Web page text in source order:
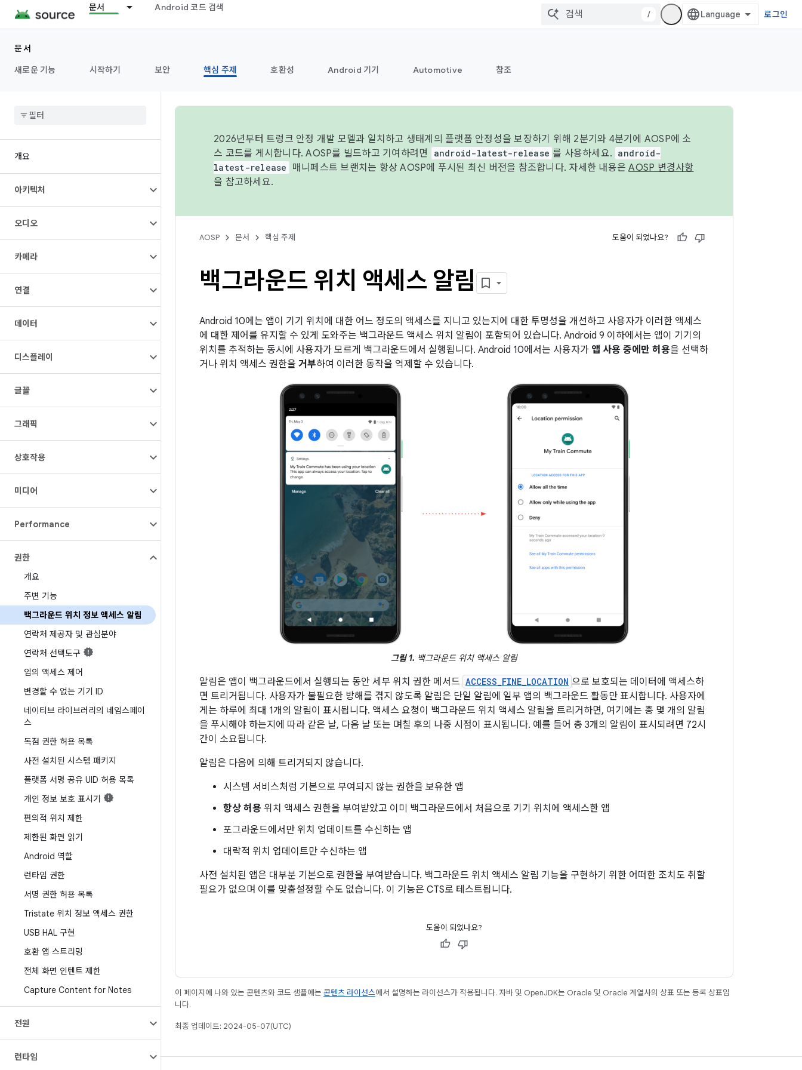
문서 Android 코드 검색
/ 로그인
문서
새로운 기능
시작하기 보안 핵심 주제 호환성 Android 기기 Automotive 참조
개요
아키텍처
오디오
카메라
연결
데이터
디스플레이
글꼴
그래픽
상호작용
미디어
Performance
권한
개요
주변 기능
백그라운드 위치 정보 액세스 알림
연락처 제공자 및 관심분야
연락처 선택도구
임의 액세스 제어
변경할 수 없는 기기 ID
네이티브 라이브러리의 네임스페이
스
독점 권한 허용 목록
사전 설치된 시스템 패키지
플랫폼 서명 공유 UID 허용 목록
개인 정보 보호 표시기
편의적 위치 제한
제한된 화면 읽기
Android 역할
런타임 권한
서명 권한 허용 목록
Tristate 위치 정보 액세스 권한
USB HAL 구현
호환 앱 스트리밍
전체 화면 인텐트 제한
Capture Content for Notes
전원
런타임
2026년부터 트렁크 안정 개발 모델과 일치하고 생태계의 플랫폼 안정성을 보장하기 위해 2분기와 4분기에 AOSP에 소
스 코드를 게시합니다. AOSP를 빌드하고 기여하려면
android-latest-release 를 사용하세요. android-
latest-release
매니페스트 브랜치는 항상 AOSP에 푸시된 최신 버전을 참조합니다. 자세한 내용은AOSP 변경사항
을 참고하세요.
AOSP 문서 핵심 주제 도움이 되었나요?
백그라운드 위치 액세스 알림
Android 10에는 앱이 기기 위치에 대한 어느 정도의 액세스를 지니고 있는지에 대한 투명성을 개선하고 사용자가 이러한 액세스
에 대한 제어를 유지할 수 있게 도와주는 백그라운드 액세스 위치 알림이 포함되어 있습니다. Android 9 이하에서는 앱이 기기의
위치를 추적하는 동시에 사용자가 모르게 백그라운드에서 실행됩니다. Android 10에서는 사용자가 앱 사용 중에만 허용을 선택하
거나 위치 액세스 권한을 거부하여 이러한 동작을 억제할 수 있습니다.
그림 1. 백그라운드 위치 액세스 알림
알림은 앱이 백그라운드에서 실행되는 동안 세부 위치 권한 메서드 ACCESS_FINE_LOCATION 으로 보호되는 데이터에 액세스하
면 트리거됩니다. 사용자가 불필요한 방해를 겪지 않도록 알림은 단일 알림에 일부 앱의 백그라운드 활동만 표시합니다. 사용자에
게는 하루에 최대 1개의 알림이 표시됩니다. 액세스 요청이 백그라운드 위치 액세스 알림을 트리거하면, 여기에는 총 몇 개의 알림
을 푸시해야 하는지에 따라 같은 날, 다음 날 또는 며칠 후의 나중 시점이 표시됩니다. 예를 들어 총 3개의 알림이 표시되려면 72시
간이 소요됩니다.
알림은 다음에 의해 트리거되지 않습니다.
시스템 서비스처럼 기본으로 부여되지 않는 권한을 보유한 앱
항상 허용 위치 액세스 권한을 부여받았고 이미 백그라운드에서 처음으로 기기 위치에 액세스한 앱
포그라운드에서만 위치 업데이트를 수신하는 앱
대략적 위치 업데이트만 수신하는 앱
사전 설치된 앱은 대부분 기본으로 권한을 부여받습니다. 백그라운드 위치 액세스 알림 기능을 구현하기 위한 어떠한 조치도 취할
필요가 없으며 이를 맞춤설정할 수도 없습니다. 이 기능은 CTS로 테스트됩니다.
도움이 되었나요?
이 페이지에 나와 있는 콘텐츠와 코드 샘플에는 콘텐츠 라이선스에서 설명하는 라이선스가 적용됩니다. 자바 및 OpenJDK는 Oracle 및 Oracle 계열사의 상표 또는 등록 상표입
니다.
최종 업데이트: 2024-05-07(UTC)